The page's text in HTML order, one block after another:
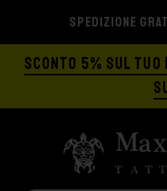
SPEDIZIONE
SCONTO 5% SUL